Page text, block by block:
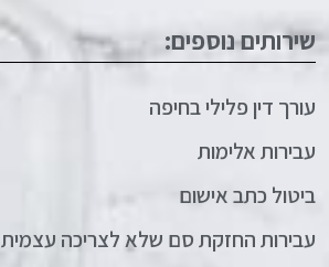
שירותים נוספים:
עורך דין פלילי בחיפה
עבירות אלימות
ביטול כתב אישום
עבירות החזקת סם שלא לצריכה עצמית